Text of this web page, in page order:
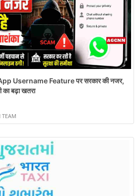
Username Feature पर सरकार की नजर,
बढ़ा खतरा
TEAM